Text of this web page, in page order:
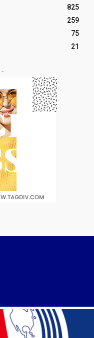
825
259
75
21
-